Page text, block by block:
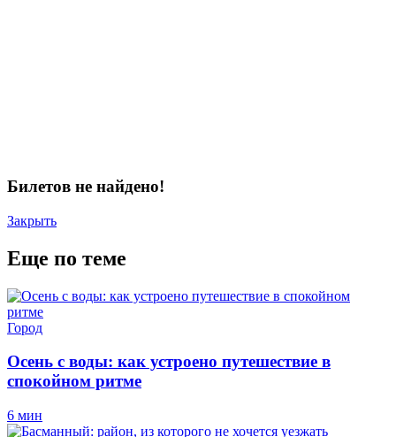
Билетов не найдено!
Закрыть
Еще по теме
Город
Осень с воды: как устроено путешествие в
спокойном ритме
6 мин